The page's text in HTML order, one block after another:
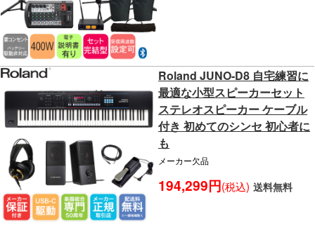
Roland JUNO-D8 自宅練習に
最適な小型スピーカーセット
ステレオスピーカー ケーブル
付き 初めてのシンセ 初心者に
も
メーカー欠品
194,299円(税込) 送料無料